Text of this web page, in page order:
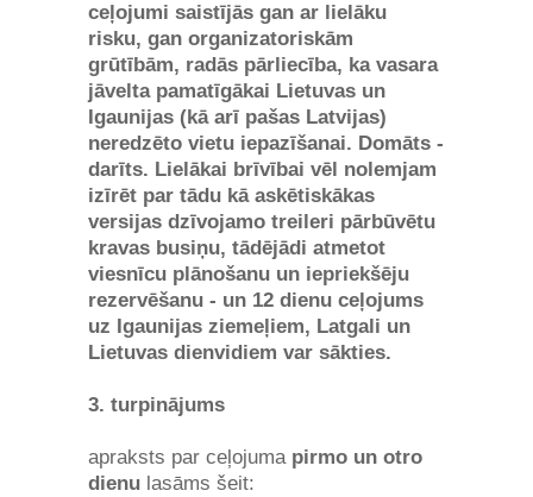
ceļojumi saistījās gan ar lielāku
risku, gan organizatoriskām
grūtībām, radās pārliecība, ka vasara
jāvelta pamatīgākai Lietuvas un
Igaunijas (kā arī pašas Latvijas)
neredzēto vietu iepazīšanai. Domāts -
darīts. Lielākai brīvībai vēl nolemjam
izīrēt par tādu kā askētiskākas
versijas dzīvojamo treileri pārbūvētu
kravas busiņu, tādējādi atmetot
viesnīcu plānošanu un iepriekšēju
rezervēšanu - un 12 dienu ceļojums
uz Igaunijas ziemeļiem, Latgali un
Lietuvas dienvidiem var sākties.
3. turpinājums
apraksts par ceļojuma pirmo un otro
dienu lasāms šeit: